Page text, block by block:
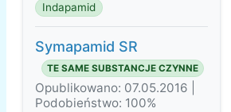
Indapamid
Symapamid SR
TE SAME SUBSTANCJE CZYNNE
Opublikowano: 07.05.2016 |
Podobieństwo: 100%